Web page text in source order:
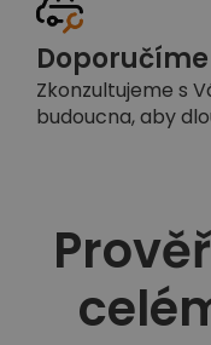
Zkonzultujeme s
budoucna, aby